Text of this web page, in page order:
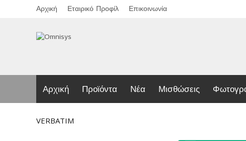
Αρχική Εταιρικό Προφίλ Επικοινωνία
Αρχική Προϊόντα Νέα Μισθώσεις
VERBATIM